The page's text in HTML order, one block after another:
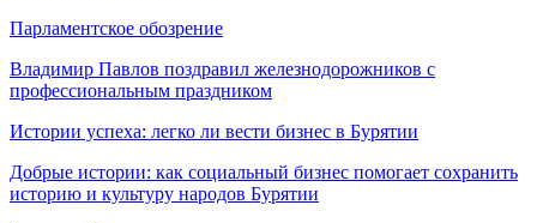
Парламентское обозрение
Владимир Павлов поздравил железнодорожников с
профессиональным праздником
Истории успеха: легко ли вести бизнес в Бурятии
Добрые истории: как социальный бизнес помогает сохранить
историю и культуру народов Бурятии